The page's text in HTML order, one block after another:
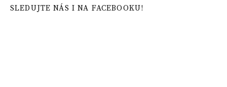
SLEDUJTE NÁS I NA FACEBOOKU!